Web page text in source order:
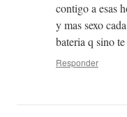
contigo a esas
y mas sexo
bateria q sino
Responder